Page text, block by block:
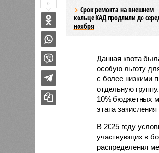
Срок ремонта на внешнем
кольце КАД продлили до
ноября
Данная квота
особую льготу
с более низкими
отдельную
10% бюджетных
этапа
В 2025 году
участвующих в
распределения
0